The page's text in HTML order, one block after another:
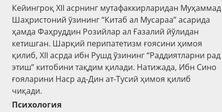
Кейингроқ XII асрнинг мутафаккирларидан Муҳаммад
Шаҳристоний ўзининг “Китаб ал Мусараа” асарида
ҳамда Фаҳруддин Розийлар ал Ғазалий йўлидан
кетишган. Шарқий перипатетизм ғоясини ҳимоя
қилиб, XII асрда ибн Рушд ўзининг “Раддиятларни рад
этиш” китобини тақдим қилади. Натижада, Ибн Сино
ғояларини Наср ад-Дин ат-Тусий ҳимоя қилиб
чиқади.
Психология